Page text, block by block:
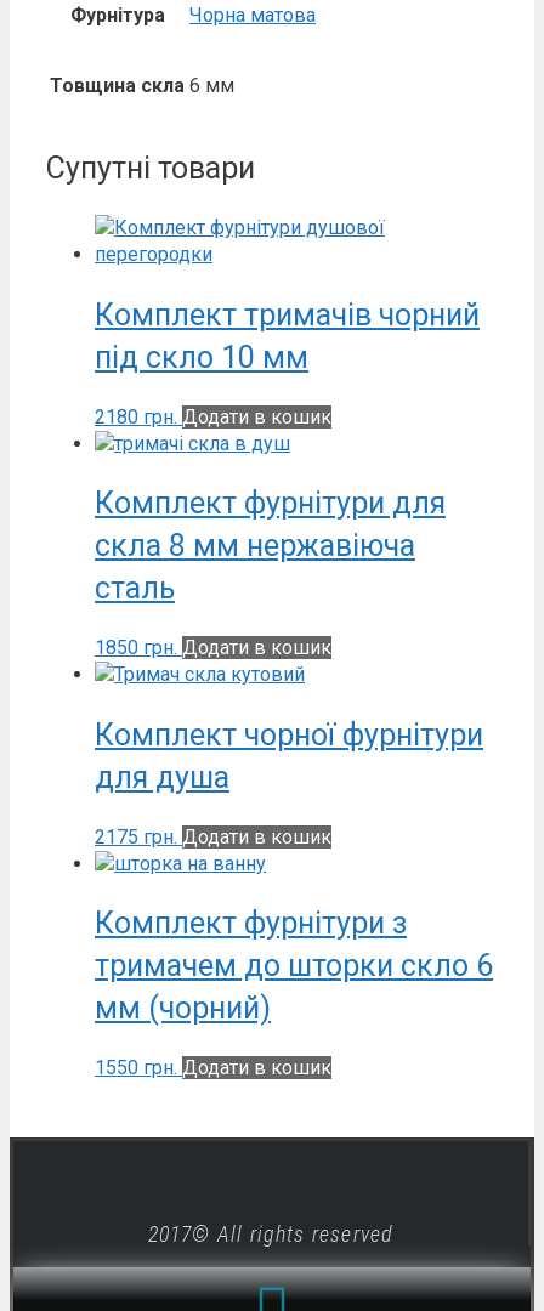
Фурнітура Чорна матова
Товщина скла 6 мм
Супутні товари
Комплект тримачів чорний
під скло 10 мм
2180 грн. Додати в кошик
Комплект фурнітури для
скла 8 мм нержавіюча
сталь
1850 грн. Додати в кошик
Комплект чорної фурнітури
для душа
2175 грн. Додати в кошик
Комплект фурнітури з
тримачем до шторки скло 6
мм (чорний)
1550 грн. Додати в кошик
2017© All rights reserved